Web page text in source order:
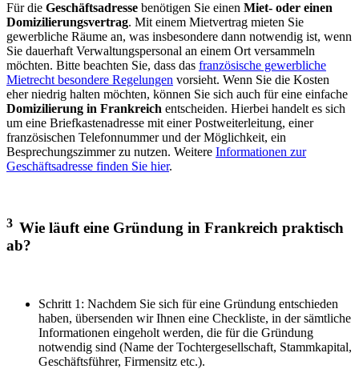
Für die Geschäftsadresse benötigen Sie einen Miet- oder einen
Domizilierungsvertrag. Mit einem Mietvertrag mieten Sie
gewerbliche Räume an, was insbesondere dann notwendig ist, wenn
Sie dauerhaft Verwaltungspersonal an einem Ort versammeln
möchten. Bitte beachten Sie, dass das französische gewerbliche
Mietrecht besondere Regelungen vorsieht. Wenn Sie die Kosten
eher niedrig halten möchten, können Sie sich auch für eine einfache
Domizilierung in Frankreich entscheiden. Hierbei handelt es sich
um eine Briefkastenadresse mit einer Postweiterleitung, einer
französischen Telefonnummer und der Möglichkeit, ein
Besprechungszimmer zu nutzen. Weitere Informationen zur
Geschäftsadresse finden Sie hier.
3 Wie läuft eine Gründung in Frankreich praktisch
ab?
Schritt 1: Nachdem Sie sich für eine Gründung entschieden
haben, übersenden wir Ihnen eine Checkliste, in der sämtliche
Informationen eingeholt werden, die für die Gründung
notwendig sind (Name der Tochtergesellschaft, Stammkapital,
Geschäftsführer, Firmensitz etc.).